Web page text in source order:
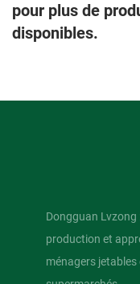
pour plus de
disponibles.
Dongguan Lvzong
production et
ménagers